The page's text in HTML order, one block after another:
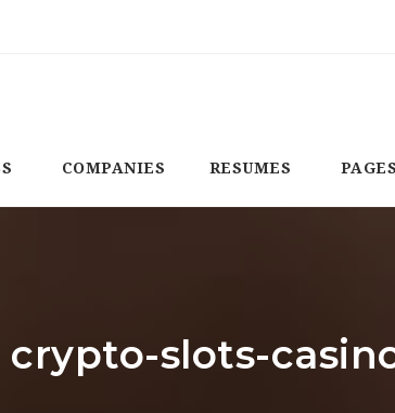
COMPANIES RESUMES PAGES
slots-